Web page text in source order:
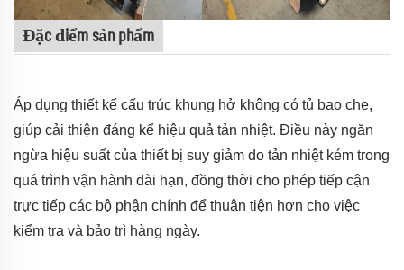
Đặc điểm sản phẩm
Áp dụng thiết kế cấu trúc khung hở không có tủ bao che,
giúp cải thiện đáng kể hiệu quả tản nhiệt. Điều này ngăn
ngừa hiệu suất của thiết bị suy giảm do tản nhiệt kém trong
quá trình vận hành dài hạn, đồng thời cho phép tiếp cận
trực tiếp các bộ phận chính để thuận tiện hơn cho việc
kiểm tra và bảo trì hàng ngày.